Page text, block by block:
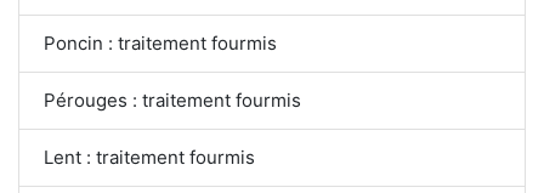
Poncin : traitement fourmis
Pérouges : traitement fourmis
Lent : traitement fourmis